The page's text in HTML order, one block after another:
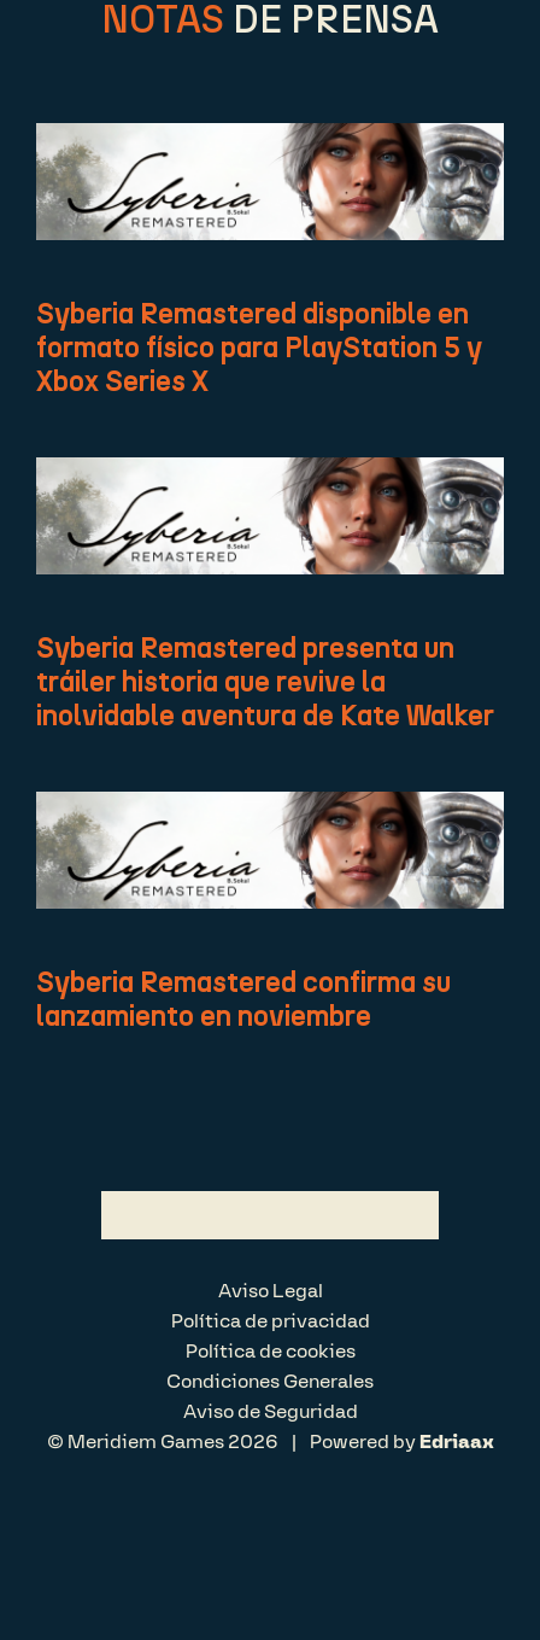
NOTAS DE PRENSA
Syberia Remastered disponible en
formato físico para PlayStation 5 y
Xbox Series X
Syberia Remastered presenta un
tráiler historia que revive la
inolvidable aventura de Kate Walker
Syberia Remastered confirma su
lanzamiento en noviembre
Aviso Legal
Política de privacidad
Política de cookies
Condiciones Generales
Aviso de Seguridad
© Meridiem Games 2026
| Powered byEdriaax